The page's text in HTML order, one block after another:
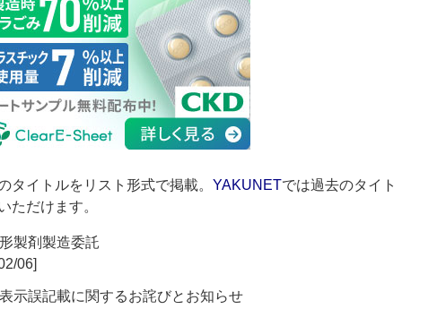
イトルをリスト形式で掲載。 YAKUNETでは過去のタイト
ただけます。
製剤製造委託
06]
示誤記載に関するお詫びとお知らせ